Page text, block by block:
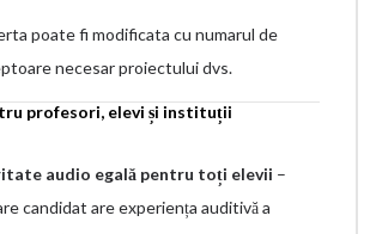
poate fi modificata cu numarul de
necesar proiectului dvs.
profesori, elevi și instituții
audio egală pentru toți elevii –
candidat are experiența auditivă a